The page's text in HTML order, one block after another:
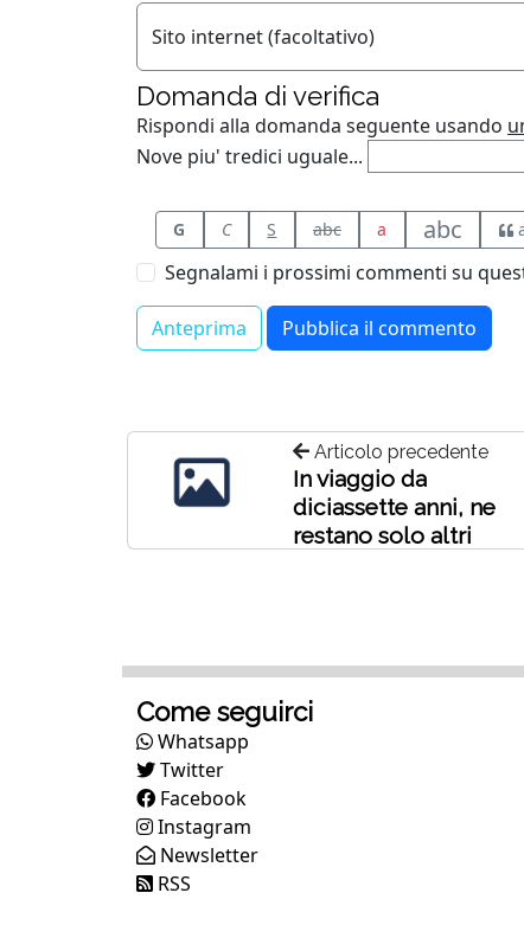
Sito internet (facoltativo)
Domanda di verifica
Rispondi alla domanda seguente usando
Nove piu' tredici uguale...
G C S abc a abc
Segnalami i prossimi commenti su
Articolo precedente
In viaggio da
diciassette anni, ne
restano solo altri
Come seguirci
Whatsapp
Twitter
Facebook
Instagram
Newsletter
RSS